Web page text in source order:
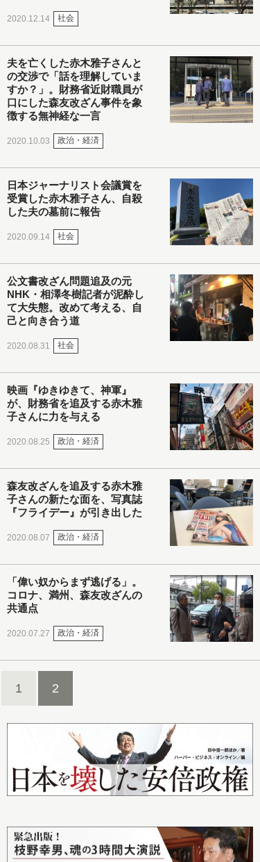
2020.12.14 社会
夫を亡くした赤木雅子さんと
の交渉で「話を理解していま
すか？」。財務省近財職員が
口にした森友改ざん事件を象
徴する無神経な一言
2020.10.03 政治・経済
日本ジャーナリスト会議賞を
受賞した赤木雅子さん、自殺
した夫の墓前に報告
2020.09.14 社会
公文書改ざん問題追及の元
NHK・相澤冬樹記者が泥酔し
て大失態。改めて考える、自
己と向き合う道
2020.08.31 社会
映画『ゆきゆきて、神軍』
が、財務省を追及する赤木雅
子さんに力を与える
2020.08.25 政治・経済
森友改ざんを追及する赤木雅
子さんの新たな面を、写真誌
『フライデー』が引き出した
2020.08.07 政治・経済
「偉い奴からまず逃げる」。
コロナ、満州、森友改ざんの
共通点
2020.07.27 政治・経済
1 2